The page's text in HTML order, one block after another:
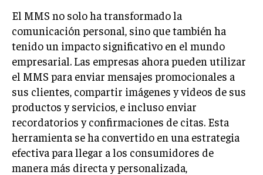
El MMS no solo ha transformado la
comunicación personal, sino que también ha
tenido un impacto significativo en el mundo
empresarial. Las empresas ahora pueden utilizar
el MMS para enviar mensajes promocionales a
sus clientes, compartir imágenes y videos de sus
productos y servicios, e incluso enviar
recordatorios y confirmaciones de citas. Esta
herramienta se ha convertido en una estrategia
efectiva para llegar a los consumidores de
manera más directa y personalizada,